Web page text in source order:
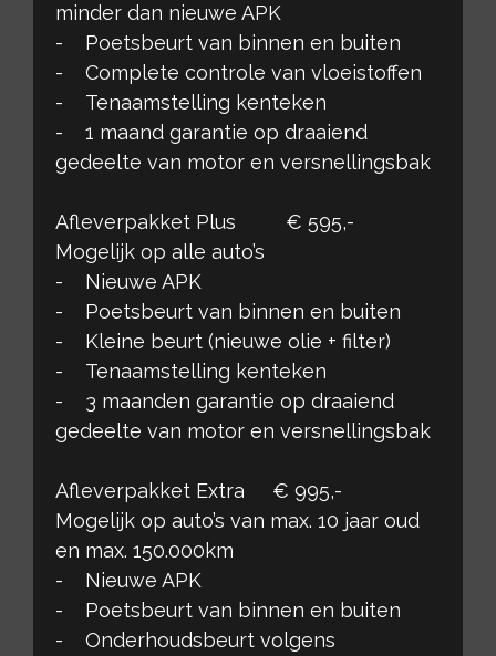
minder dan nieuwe APK
- Poetsbeurt van binnen en buiten
- Complete controle van vloeistoffen
- Tenaamstelling kenteken
- 1 maand garantie op draaiend
gedeelte van motor en versnellingsbak
Afleverpakket Plus € 595,-
Mogelijk op alle auto’s
- Nieuwe APK
- Poetsbeurt van binnen en buiten
- Kleine beurt (nieuwe olie + filter)
- Tenaamstelling kenteken
- 3 maanden garantie op draaiend
gedeelte van motor en versnellingsbak
Afleverpakket Extra € 995,-
Mogelijk op auto’s van max. 10 jaar oud
en max. 150.000km
- Nieuwe APK
- Poetsbeurt van binnen en buiten
- Onderhoudsbeurt volgens